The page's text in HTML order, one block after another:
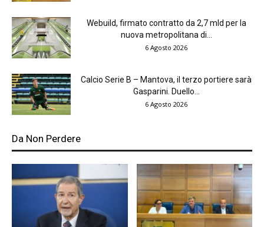
Webuild, firmato contratto da 2,7 mld per la
nuova metropolitana di...
6 Agosto 2026
Calcio Serie B – Mantova, il terzo portiere sarà
Gasparini. Duello...
6 Agosto 2026
Da Non Perdere